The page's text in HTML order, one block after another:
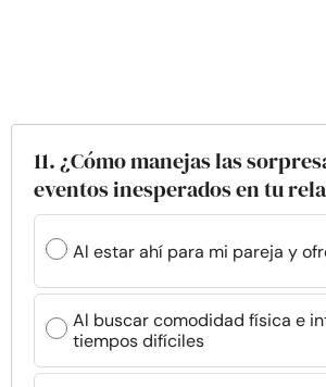
11. ¿Cómo manejas las
eventos inesperados en tu
Al estar ahí para mi pareja y
Al buscar comodidad física e
tiempos difíciles